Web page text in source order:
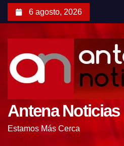
6 agosto, 2026
Antena Noticias
Estamos Más Cerca